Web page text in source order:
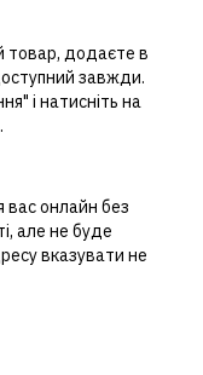
товар, додаєте в
завжди.
і натисніть на
онлайн без
але не буде
вказувати не